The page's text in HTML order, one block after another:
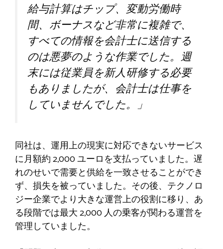
給与計算はチップ、変動労働時
間、ボーナスなど非常に複雑で、
すべての情報を会計士に送信する
のは悪夢のような作業でした。週
末には従業員を新人研修する必要
もありましたが、会計士は仕事を
していませんでした。」
同社は、運用上の現実に対応できないサービス
に月額約 2,000 ユーロを支払っていました。遅
れのせいで需要と供給を一致させることができ
ず、損失を被っていました。その後、テクノロ
ジー企業でより大きな運営上の役割に移り、あ
る段階では最大 2,000 人の乗客が関わる運営を
管理していました。